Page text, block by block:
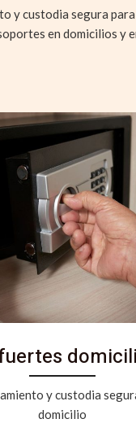
y custodia segura
en domicilios y
y custodia
domicilio